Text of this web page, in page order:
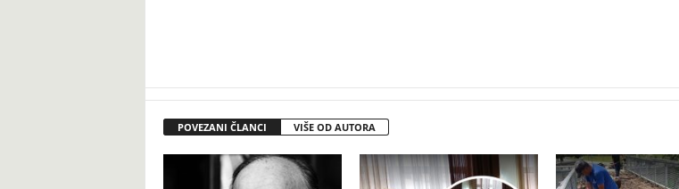
POVEZANI ČLANCI VIŠE OD AUTORA